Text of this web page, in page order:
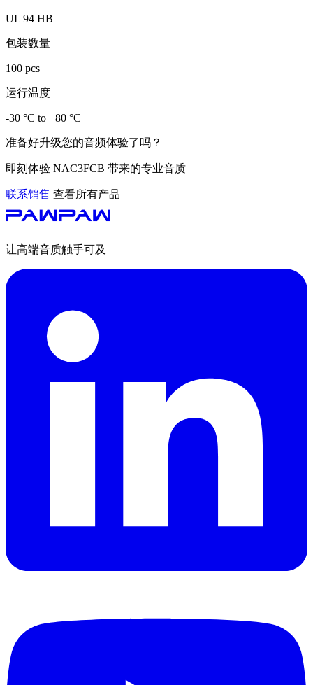
UL 94 HB
包装数量
100 pcs
运行温度
-30 °C to +80 °C
准备好升级您的音频体验了吗？
即刻体验 NAC3FCB 带来的专业音质
联系销售 查看所有产品
让高端音质触手可及